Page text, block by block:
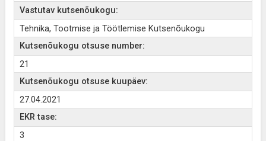
Vastutav kutsenõukogu:
Tehnika, Tootmise ja Töötlemise Kutsenõukogu
Kutsenõukogu otsuse number:
21
Kutsenõukogu otsuse kuupäev:
27.04.2021
EKR tase:
3